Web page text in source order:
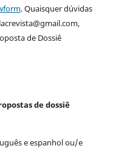
. Quaisquer dúvidas
de Dossiê
de dossiê
e espanhol ou/e